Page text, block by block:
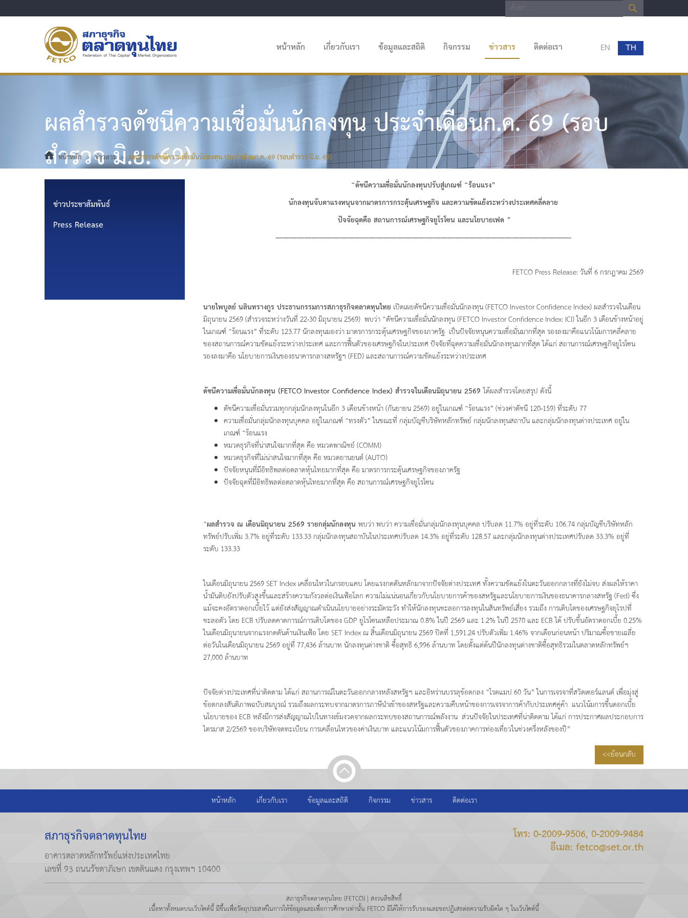
หน้าหลัก เกี่ยวกับเรา ข้อมูลและสถิติ กิจกรรม ข่าวสาร ติดต่อเรา EN TH
ข่าวประชาสัมพันธ์
Press Release
ผลสำรวจดัชนีความเชื่อมั่นนักลงทุน ประจำเดือนก.ค. 69 (รอบ
สำรวจ มิ.ย. 69)
หน้าหลัก>ข่าวสาร > ผลสำรวจดัชนีความเชื่อมั่นนักลงทุน ประจำเดือนก.ค. 69 (รอบสำรวจ มิ.ย. 69)
“ดัชนีความเชื่อมั่นนักลงทุนปรับสู่เกณฑ์ “ร้อนแรง”
นักลงทุนจับตาแรงหนุนจากมาตรการกระตุ้นเศรษฐกิจ และความขัดแย้งระหว่างประเทศคลี่คลาย
ปัจจัยฉุดคือ สถานการณ์เศรษฐกิจยูโรโซน และนโยบายเฟด ”
—————————————————————————————————————————-
FETCO Press Release: วันที่ 6 กรกฎาคม 2569
นายไพบูลย์ นลินทรางกูร ประธานกรรมการสภาธุรกิจตลาดทุนไทย เปิดเผยดัชนีความเชื่อมั่นนักลงทุน (FETCO Investor Confidence Index) ผลสำรวจในเดือน
มิถุนายน 2569 (สำรวจระหว่างวันที่ 22-30 มิถุนายน 2569) พบว่า “ดัชนีความเชื่อมั่นนักลงทุน (FETCO Investor Confidence Index: ICI) ในอีก 3 เดือนข้างหน้าอยู่
ในเกณฑ์ “ร้อนแรง” ที่ระดับ 123.77 นักลงทุนมองว่า มาตรการกระตุ้นเศรษฐกิจของภาครัฐ เป็นปัจจัยหนุนความเชื่อมั่นมากที่สุด รองลงมาคือแนวโน้มการคลี่คลาย
ของสถานการณ์ความขัดแย้งระหว่างประเทศ และการฟื้นตัวของเศรษฐกิจในประเทศ ปัจจัยที่ฉุดความเชื่อมั่นนักลงทุนมากที่สุด ได้แก่ สถานการณ์เศรษฐกิจยูโรโซน
รองลงมาคือ นโยบายการเงินของธนาคารกลางสหรัฐฯ (FED) และสถานการณ์ความขัดแย้งระหว่างประเทศ
ดัชนีความเชื่อมั่นนักลงทุน (FETCO Investor Confidence Index) สำรวจในเดือนมิถุนายน 2569ได้ผลสำรวจโดยสรุป ดังนี้
ดัชนีความเชื่อมั่นรวมทุกกลุ่มนักลงทุนในอีก 3 เดือนข้างหน้า (กันยายน 2569) อยู่ในเกณฑ์ “ร้อนแรง” (ช่วงค่าดัชนี 120-159) ที่ระดับ 77
ความเชื่อมั่นกลุ่มนักลงทุนบุคคล อยู่ในเกณฑ์ “ทรงตัว” ในขณะที่ กลุ่มบัญชีบริษัทหลักทรัพย์ กลุ่มนักลงทุนสถาบัน และกลุ่มนักลงทุนต่างประเทศ อยู่ใน
เกณฑ์ “ร้อนแรง
หมวดธุรกิจที่น่าสนใจมากที่สุด คือ หมวดพาณิชย์ (COMM)
หมวดธุรกิจที่ไม่น่าสนใจมากที่สุด คือ หมวดยานยนต์ (AUTO)
ปัจจัยหนุนที่มีอิทธิพลต่อตลาดหุ้นไทยมากที่สุด คือ มาตรการกระตุ้นเศรษฐกิจของภาครัฐ
ปัจจัยฉุดที่มีอิทธิพลต่อตลาดหุ้นไทยมากที่สุด คือ สถานการณ์เศรษฐกิจยูโรโซน
“ผลสำรวจ ณ เดือนมิถุนายน 2569 รายกลุ่มนักลงทุน พบว่า พบว่า ความเชื่อมั่นกลุ่มนักลงทุนบุคคล ปรับลด 11.7% อยู่ที่ระดับ 106.74 กลุ่มบัญชีบริษัทหลัก
ทรัพย์ปรับเพิ่ม 3.7% อยู่ที่ระดับ 133.33 กลุ่มนักลงทุนสถาบันในประเทศปรับลด 14.3% อยู่ที่ระดับ 128.57 และกลุ่มนักลงทุนต่างประเทศปรับลด 33.3% อยู่ที่
ระดับ 133.33
ในเดือนมิถุนายน 2569 SET Index เคลื่อนไหวในกรอบแคบ โดยแรงกดดันหลักมาจากปัจจัยต่างประเทศ ทั้งความขัดแย้งในตะวันออกกลางที่ยังไม่จบ ส่งผลให้ราคา
น้ำมันดิบยังปรับตัวสูงขึ้นและสร้างความกังวลต่อเงินเฟ้อโลก ความไม่แน่นอนเกี่ยวกับนโยบายการค้าของสหรัฐและนโยบายการเงินของธนาคารกลางสหรัฐ (Fed) ซึ่ง
แม้จะคงอัตราดอกเบี้ยไว้ แต่ยังส่งสัญญาณดำเนินนโยบายอย่างระมัดระวัง ทำให้นักลงทุนชะลอการลงทุนในสินทรัพย์เสี่ยง รวมถึง การเติบโตของเศรษฐกิจยุโรปที่
ชะลอตัว โดย ECB ปรับลดคาดการณ์การเติบโตของ GDP ยูโรโซนเหลือประมาณ 0.8% ในปี 2569 และ 1.2% ในปี 2570 และ ECB ได้ ปรับขึ้นอัตราดอกเบี้ย 0.25%
ในเดือนมิถุนายนจากแรงกดดันด้านเงินเฟ้อ โดย SET Index ณ สิ้นเดือนมิถุนายน 2569 ปิดที่ 1,591.24 ปรับตัวเพิ่ม 1.46% จากเดือนก่อนหน้า ปริมาณซื้อขายเฉลี่ย
ต่อวันในเดือนมิถุนายน 2569 อยู่ที่ 77,436 ล้านบาท นักลงทุนต่างชาติ ซื้อสุทธิ 6,996 ล้านบาท โดยตั้งแต่ต้นปีนักลงทุนต่างชาติซื้อสุทธิรวมในตลาดหลักทรัพย์ฯ
27,000 ล้านบาท
ปัจจัยต่างประเทศที่น่าติดตาม ได้แก่ สถานการณ์ในตะวันออกกลางหลังสหรัฐฯ และอิหร่านบรรลุข้อตกลง “โรดแมป 60 วัน” ในการเจรจาที่สวิตเซอร์แลนด์ เพื่อมุ่งสู่
ข้อตกลงสันติภาพฉบับสมบูรณ์ รวมถึงผลกระทบจากมาตรการภาษีนำเข้าของสหรัฐและความคืบหน้าของการเจรจาการค้ากับประเทศคู่ค้า แนวโน้มการขึ้นดอกเบี้ย
นโยบายของ ECB หลังมีการส่งสัญญาณไปในทางเข้มงวดจากผลกระทบของสถานการณ์พลังงาน ส่วนปัจจัยในประเทศที่น่าติดตาม ได้แก่ การประกาศผลประกอบการ
ไตรมาส 2/2569 ของบริษัทจดทะเบียน การเคลื่อนไหวของค่าเงินบาท และแนวโน้มการฟื้นตัวของภาคการท่องเที่ยวในช่วงครึ่งหลังของปี”
<<ย้อนกลับ
หน้าหลัก เกี่ยวกับเรา ข้อมูลและสถิติ กิจกรรม ข่าวสาร ติดต่อเรา
สภาธุรกิจตลาดทุนไทย
อาคารตลาดหลักทรัพย์แห่งประเทศไทย
เลขที่ 93 ถนนรัชดาภิเษก เขตดินแดง กรุงเทพฯ 10400
โทร: 0-2009-9506, 0-2009-9484
อีเมล: fetco@set.or.th
สภาธุรกิจตลาดทุนไทย (FETCO) | สงวนลิขสิทธิ์
เนื้อหาทั้งหมดบนเว็บไซต์นี้ มีขึ้นเพื่อวัตถุประสงค์ในการให้ข้อมูลและเพื่อการศึกษาเท่านั้น FETCO มิได้ให้การรับรองและขอปฏิเสธต่อความรับผิดใด ๆ ในเว็บไซต์นี้